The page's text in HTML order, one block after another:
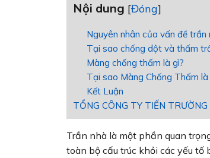
Nội dung [Đóng]
Nguyên nhân của vấn đề
Tại sao chống dột và thấm
Màng chống thấm là gì?
Tại sao Màng Chống Thấm
Kết Luận
TỔNG CÔNG TY TIẾN TRƯỜNG
Trần nhà là một phần quan
toàn bộ cấu trúc khỏi các yếu